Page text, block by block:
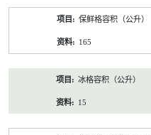
保鲜格容积（公升）
165
冰格容积（公升）
15